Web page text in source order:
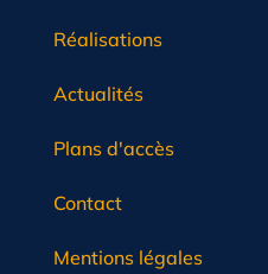
Réalisations
Actualités
Plans d'accès
Contact
Mentions légales